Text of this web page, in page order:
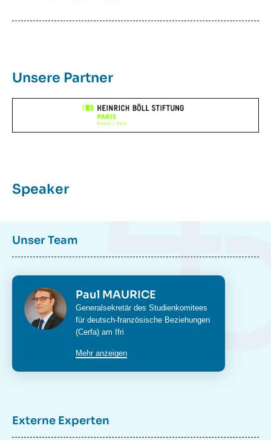
Unsere Partner
Image
Principale
Reseau
Speaker
Unser Team
Photo Paul MAURICE
Intitulé
du
poste
Generalsekretär des Studienkomitees
für deutsch-französische Beziehungen
(Cerfa) am Ifri
Mehr anzeigen
Externe Experten